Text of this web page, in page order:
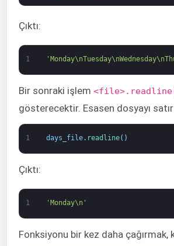
Çıktı:
1
Bir sonraki işlem
gösterecektir. Esasen dosyayı
1 days_file. readline( )
Çıktı:
1 'Monday\n'
Fonksiyonu bir kez daha çağırmak,